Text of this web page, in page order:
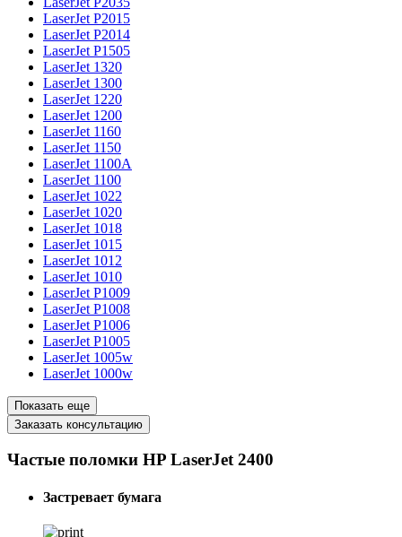
LaserJet P2015
LaserJet P2014
LaserJet P1505
LaserJet 1320
LaserJet 1300
LaserJet 1220
LaserJet 1200
LaserJet 1160
LaserJet 1150
LaserJet 1100A
LaserJet 1100
LaserJet 1022
LaserJet 1020
LaserJet 1018
LaserJet 1015
LaserJet 1012
LaserJet 1010
LaserJet P1009
LaserJet P1008
LaserJet P1006
LaserJet P1005
LaserJet 1005w
LaserJet 1000w
Показать еще
Заказать консультацию
Частые поломки HP LaserJet 2400
Застревает бумага